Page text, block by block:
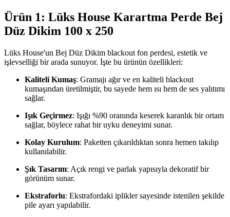
Ürün 1: Lüks House Karartma Perde Bej
Düz Dikim 100 x 250
Lüks House'un Bej Düz Dikim blackout fon perdesi, estetik ve
işlevselliği bir arada sunuyor. İşte bu ürünün özellikleri:
Kaliteli Kumaş: Gramajı ağır ve en kaliteli blackout
kumaşından üretilmiştir, bu sayede hem ısı hem de ses yalıtımı
sağlar.
Işık Geçirmez: Işığı %90 oranında keserek karanlık bir ortam
sağlar, böylece rahat bir uyku deneyimi sunar.
Kolay Kurulum: Paketten çıkarıldıktan sonra hemen takılıp
kullanılabilir.
Şık Tasarım: Açık rengi ve parlak yapısıyla dekoratif bir
görünüm sunar.
Ekstraforlu: Ekstrafordaki iplikler sayesinde istenilen şekilde
pile ayarı yapılabilir.